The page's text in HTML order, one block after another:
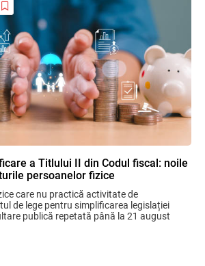
și banii confiscați vor fi utilizați
scopuri sociale și în interes public
06.08.2026 Guvernul RM
comunității profesionale a
interni în procesul de aliniere
standardele internaționale și bunele
a candidaților
03.08.2026 Ministerul Finanțelor
a Titlului II din Codul fiscal: noile
persoanelor fizice
care nu practică activitate de
de lege pentru simplificarea legislației
publică repetată până la 21 august